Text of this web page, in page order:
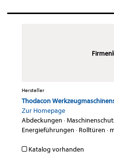
Hersteller
Thodacon
Zur Homepage
Abdeckungen ·
Energieführungen · Rolltüren ·
Katalog vorhanden